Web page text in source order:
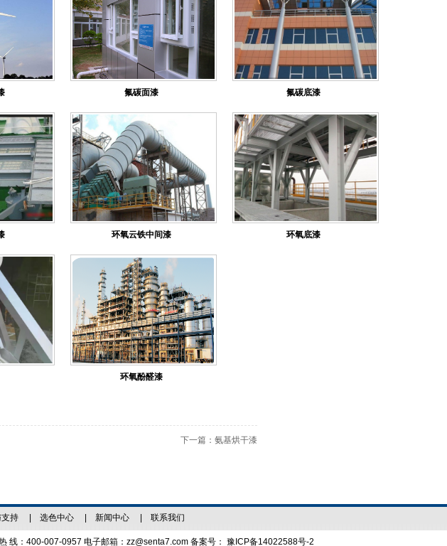
氟碳面漆 氟碳底漆
环氧云铁中间漆 环氧底漆
环氧酚醛漆
下一篇： 氨基烘干漆
支持 选色中心 新闻中心 联系我们
线：400-007-0957 电子邮箱：zz@senta7.com 备案号： 豫ICP备14022588号-2